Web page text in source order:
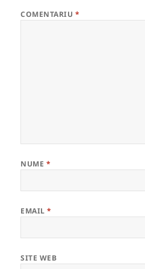
COMENTARIU *
NUME *
EMAIL*
SITE WEB